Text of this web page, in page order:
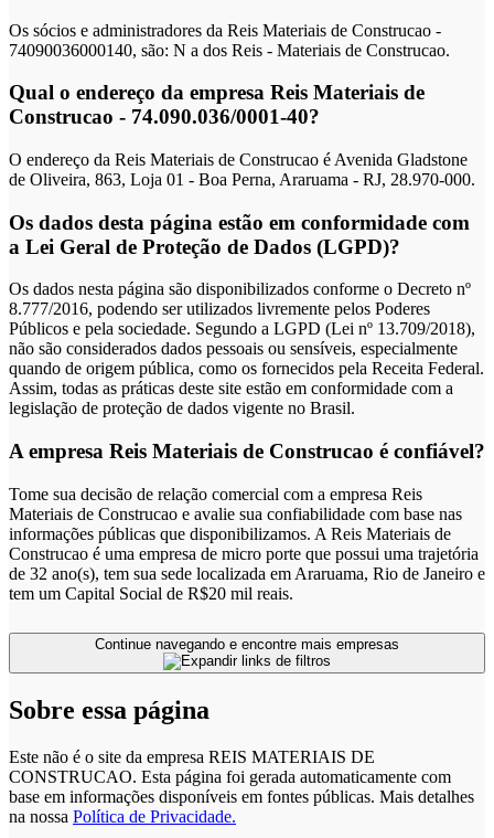
Os sócios e administradores da Reis Materiais de Construcao -
74090036000140, são: N a dos Reis - Materiais de Construcao.
Qual o endereço da empresa Reis Materiais de
Construcao - 74.090.036/0001-40?
O endereço da Reis Materiais de Construcao é Avenida Gladstone
de Oliveira, 863, Loja 01 - Boa Perna, Araruama - RJ, 28.970-000.
Os dados desta página estão em conformidade com
a Lei Geral de Proteção de Dados (LGPD)?
Os dados nesta página são disponibilizados conforme o Decreto nº
8.777/2016, podendo ser utilizados livremente pelos Poderes
Públicos e pela sociedade. Segundo a LGPD (Lei nº 13.709/2018),
não são considerados dados pessoais ou sensíveis, especialmente
quando de origem pública, como os fornecidos pela Receita Federal.
Assim, todas as práticas deste site estão em conformidade com a
legislação de proteção de dados vigente no Brasil.
A empresa Reis Materiais de Construcao é confiável?
Tome sua decisão de relação comercial com a empresa Reis
Materiais de Construcao e avalie sua confiabilidade com base nas
informações públicas que disponibilizamos. A Reis Materiais de
Construcao é uma empresa de micro porte que possui uma trajetória
de 32 ano(s), tem sua sede localizada em Araruama, Rio de Janeiro e
tem um Capital Social de R$20 mil reais.
Sobre essa página
Este não é o site da empresa REIS MATERIAIS DE
CONSTRUCAO. Esta página foi gerada automaticamente com
base em informações disponíveis em fontes públicas. Mais detalhes
na nossa Política de Privacidade.